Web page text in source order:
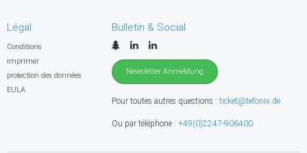
Légal
Conditions
imprimer
protection des données
EULA
Bulletin & Social
Newsletter Anmeldung
Pour toutes autres questions : ticket@tefonix.de
Ou par téléphone : +49(0)2247-906400